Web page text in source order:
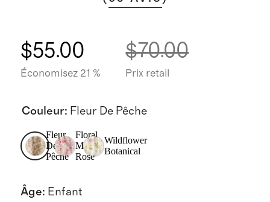
$55.00
Économisez 21 %
$70.00
Prix retail
Couleur: Fleur De Pêche
Fleur
De
Pêche
Floral
Mini
Rose
Wildflower
Botanical
Âge: Enfant